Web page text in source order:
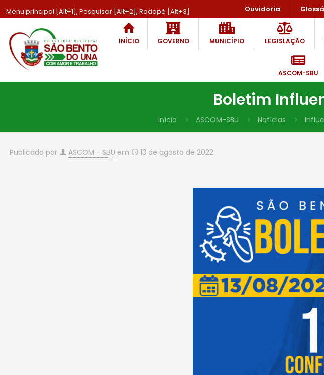
Menu principal [Alt+1], Pesquisar [Alt+2], Rodapé [Alt+3] Ouvidoria
INÍCIO GOVERNO MUNICÍPIO LEGISLAÇÃO
ASCOM-SBU
Boletim
Início ASCOM-SBU Notícias
Publicado por ASCOM - SBU em 13 de agosto de 2022